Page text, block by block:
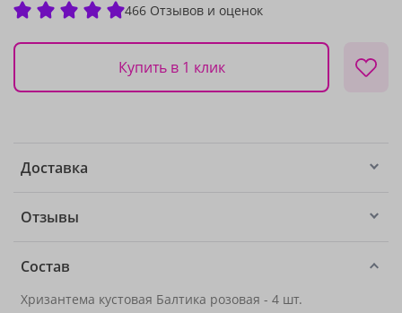
466 Отзывов и оценок
Купить в 1 клик
Доставка
Отзывы
Состав
Хризантема кустовая Балтика розовая - 4 шт.